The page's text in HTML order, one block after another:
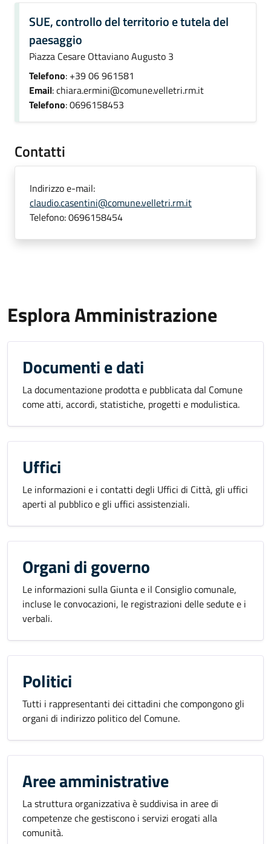
SUE, controllo del territorio e tutela del
paesaggio
Piazza Cesare Ottaviano Augusto 3
Telefono: +39 06 961581
Email: chiara.ermini@comune.velletri.rm.it
Telefono: 0696158453
Contatti
Indirizzo e-mail:
claudio.casentini@comune.velletri.rm.it
Telefono:0696158454
Esplora Amministrazione
Documenti e dati
La documentazione prodotta e pubblicata dal Comune
come atti, accordi, statistiche, progetti e modulistica.
Uffici
Le informazioni e i contatti degli Uffici di Città, gli uffici
aperti al pubblico e gli uffici assistenziali.
Organi di governo
Le informazioni sulla Giunta e il Consiglio comunale,
incluse le convocazioni, le registrazioni delle sedute e i
verbali.
Politici
Tutti i rappresentanti dei cittadini che compongono gli
organi di indirizzo politico del Comune.
Aree amministrative
La struttura organizzativa è suddivisa in aree di
competenze che gestiscono i servizi erogati alla
comunità.